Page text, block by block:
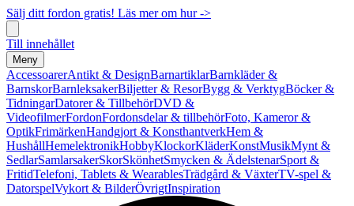
Sälj ditt fordon gratis! Läs mer om hur ->
Till innehållet
Meny
AccessoarerAntikt & DesignBarnartiklarBarnkläder &
BarnskorBarnleksakerBiljetter & ResorBygg & VerktygBöcker &
TidningarDatorer & TillbehörDVD &
VideofilmerFordonFordonsdelar & tillbehörFoto, Kameror &
OptikFrimärkenHandgjort & KonsthantverkHem &
HushållHemelektronikHobbyKlockorKläderKonstMusikMynt &
SedlarSamlarsakerSkorSkönhetSmycken & ÄdelstenarSport &
FritidTelefoni, Tablets & WearablesTrädgård & VäxterTV-spel &
DatorspelVykort & BilderÖvrigtInspiration